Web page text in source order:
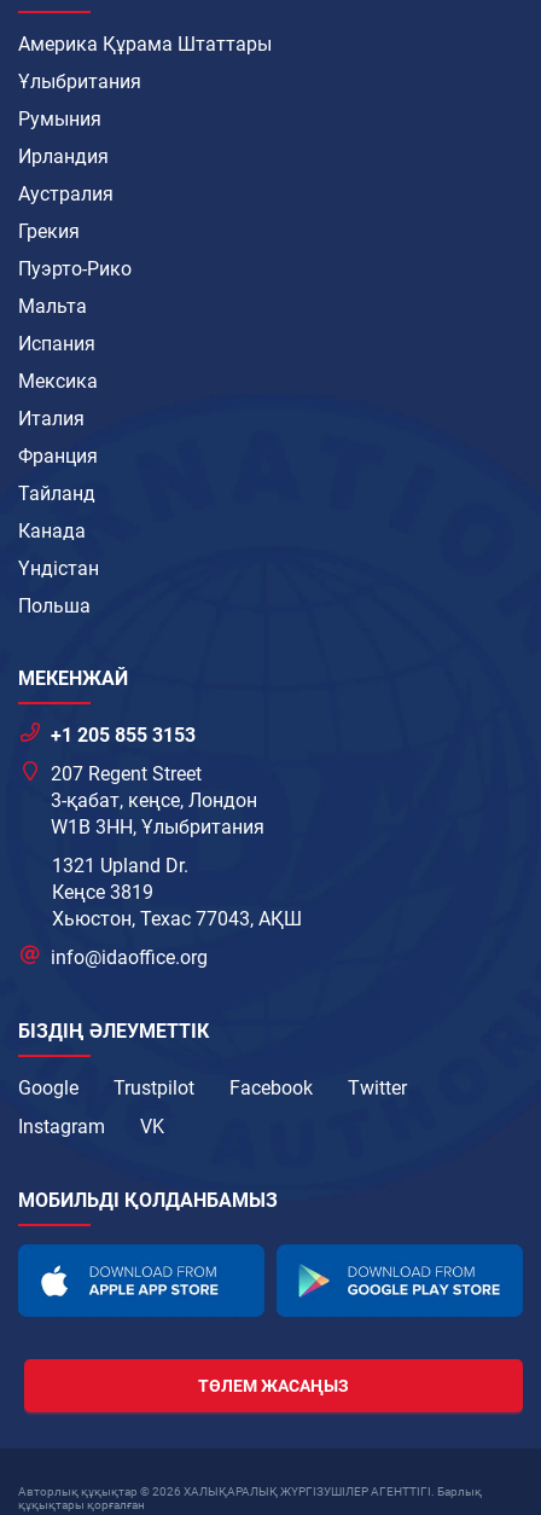
Америка Құрама Штаттары
Ұлыбритания
Румыния
Ирландия
Аустралия
Грекия
Пуэрто-Рико
Мальта
Испания
Мексика
Италия
Франция
Тайланд
Канада
Үндістан
Польша
МЕКЕНЖАЙ
+1 205 855 3153
207 Regent Street
3-қабат, кеңсе, Лондон
W1B 3HH, Ұлыбритания
1321 Upland Dr.
Кеңсе 3819
Хьюстон, Техас 77043, АҚШ
info@idaoffice.org
БІЗДІҢ ӘЛЕУМЕТТІК
Google Trustpilot Facebook
Twitter
Instagram
VK
МОБИЛЬДІ ҚОЛДАНБАМЫЗ
ТӨЛЕМ ЖАСАҢЫЗ
Авторлық құқықтар © 2026 ХАЛЫҚАРАЛЫҚ ЖҮРГІЗУШІЛЕР АГЕНТТІГІ. Барлық
құқықтары қорғалған